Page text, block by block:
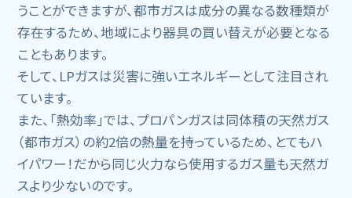
うことができますが、都市ガスは成分の異なる数種類が
存在するため、地域により器具の買い替えが必要となる
こともあります。
そして、LPガスは災害に強いエネルギーとして注目され
ています。
また、「熱効率」では、プロパンガスは同体積の天然ガス
（都市ガス）の約2倍の熱量を持っているため、とてもハ
イパワー！だから同じ火力なら使用するガス量も天然ガ
スより少ないのです。